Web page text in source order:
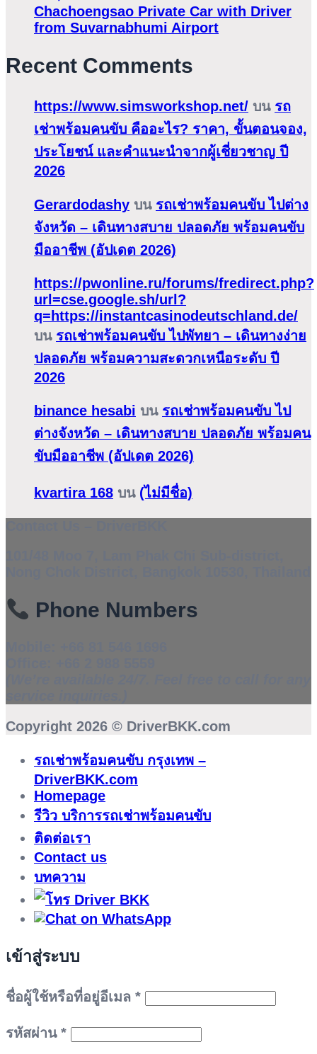
Chachoengsao Private Car with Driver
from Suvarnabhumi Airport
Recent Comments
https://www.simsworkshop.net/ บน รถ
เช่าพร้อมคนขับ คืออะไร? ราคา, ขั้นตอนจอง,
ประโยชน์ และคำแนะนำจากผู้เชี่ยวชาญ ปี
2026
Gerardodashy บน รถเช่าพร้อมคนขับ ไปต่าง
จังหวัด – เดินทางสบาย ปลอดภัย พร้อมคนขับ
มืออาชีพ (อัปเดต 2026)
https://pwonline.ru/forums/fredirect.php?
url=cse.google.sh/url?
q=https://instantcasinodeutschland.de/
บน รถเช่าพร้อมคนขับ ไปพัทยา – เดินทางง่าย
ปลอดภัย พร้อมความสะดวกเหนือระดับ ปี
2026
binance hesabi บน รถเช่าพร้อมคนขับ ไป
ต่างจังหวัด – เดินทางสบาย ปลอดภัย พร้อมคน
ขับมืออาชีพ (อัปเดต 2026)
kvartira 168 บน (ไม่มีชื่อ)
Phone Numbers
Copyright 2026 © DriverBKK.com
รถเช่าพร้อมคนขับ กรุงเทพ –
DriverBKK.com
Homepage
รีวิว บริการรถเช่าพร้อมคนขับ
ติดต่อเรา
Contact us
บทความ
เข้าสู่ระบบ
ชื่อผู้ใช้หรือที่อยู่อีเมล *ต้องการ
รหัสผ่าน *ต้องการ